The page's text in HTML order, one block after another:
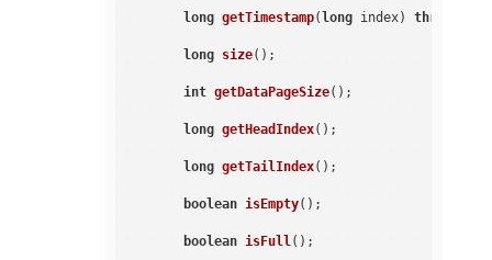
return
this
.filePrefix + index +
long getTimestamp( long index) throws
long size() ;
int getDataPageSize() ;
long getHeadIndex() ;
long getTailIndex() ;
boolean isEmpty() ;
boolean isFull() ;